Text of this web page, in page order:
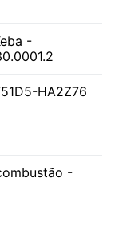
-
HA2Z76
-